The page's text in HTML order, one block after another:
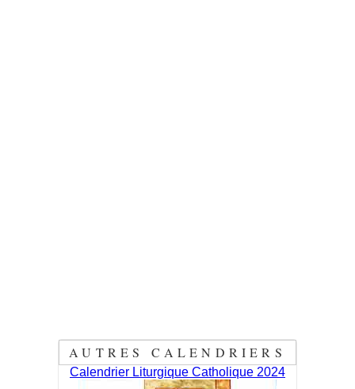
AUTRES CALENDRIERS
Calendrier Liturgique Catholique 2024